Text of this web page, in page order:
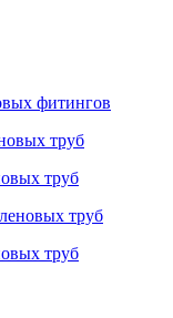
фитингов
труб
труб
труб
труб